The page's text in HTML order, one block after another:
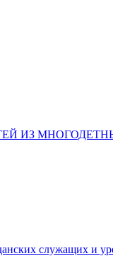
ИЗ
служащих и